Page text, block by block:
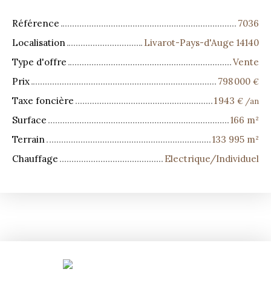
Référence
7036
Localisation
Livarot-Pays-d'Auge 14140
Type d'offre
Vente
Prix
798 000 €
Taxe foncière 1 943 € /an
Surface 166 m²
Terrain
133 995 m²
Chauffage
Electrique/Individuel